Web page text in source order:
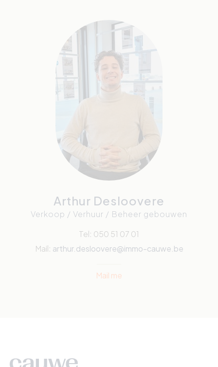
Arthur Desloovere
Verkoop / Verhuur / Beheer gebouwen
Tel: 050 51 07 01
Mail: arthur.desloovere@immo-cauwe.be
Mail me